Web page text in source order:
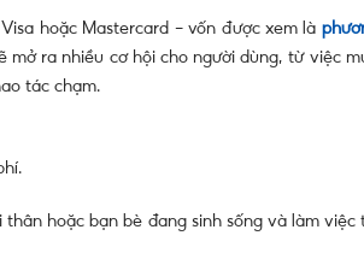
hoặc Mastercard – vốn được xem là
mở ra nhiều cơ hội cho người dùng, từ việc
tác chạm.
hoặc bạn bè đang sinh sống và làm việc